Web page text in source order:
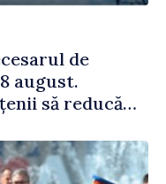
de
august.
să reducă